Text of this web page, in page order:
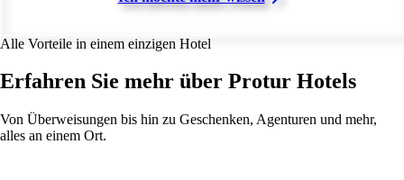
Alle Vorteile in einem einzigen Hotel
Erfahren Sie mehr über Protur Hotels
Von Überweisungen bis hin zu Geschenken, Agenturen und mehr,
alles an einem Ort.